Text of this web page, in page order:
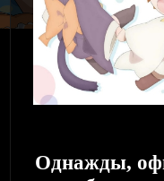
Однажды,